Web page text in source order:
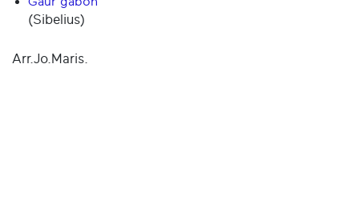
(Sibelius)
Arr.Jo.Maris.